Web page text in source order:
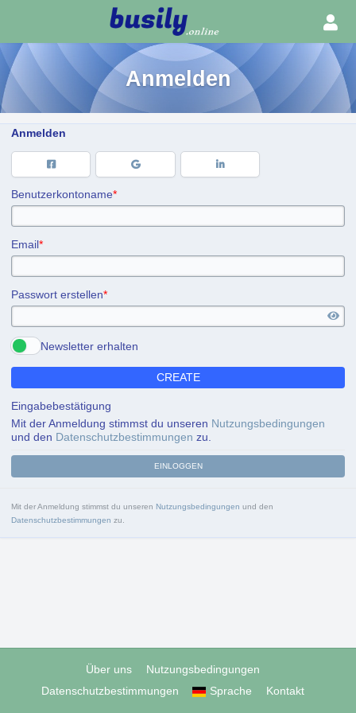
Anmelden
Anmelden
Benutzerkontoname*
Email *
Passwort erstellen*
Newsletter erhalten
CREATE
Eingabebestätigung
Mit der Anmeldung stimmst du unseren Nutzungsbedingungen
und den Datenschutzbestimmungen zu.
EINLOGGEN
Mit der Anmeldung stimmst du unseren Nutzungsbedingungen und den
Datenschutzbestimmungen zu.
Über uns
Nutzungsbedingungen
Datenschutzbestimmungen
Sprache Kontakt